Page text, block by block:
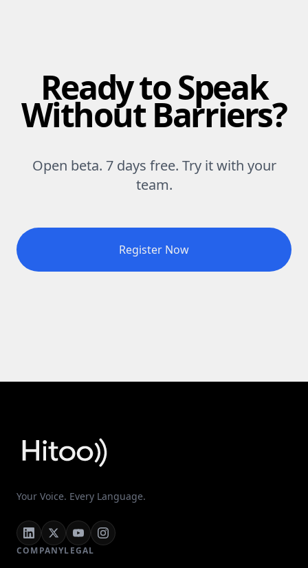
Ready to Speak
Without Barriers?
Open beta. 7 days free. Try it with your
team.
Register Now
Your Voice. Every Language.
COMPANYLEGAL